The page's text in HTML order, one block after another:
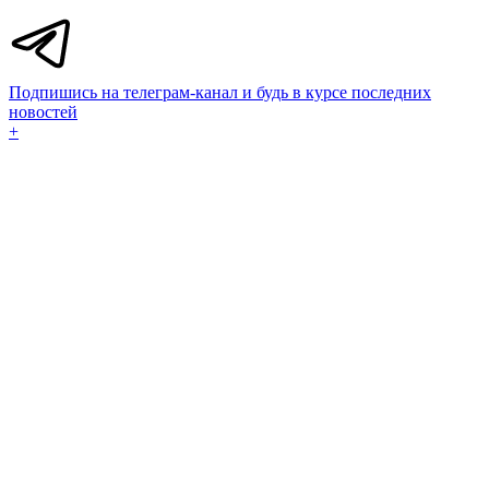
Подпишись на телеграм-канал и будь в курсе последних
новостей
+